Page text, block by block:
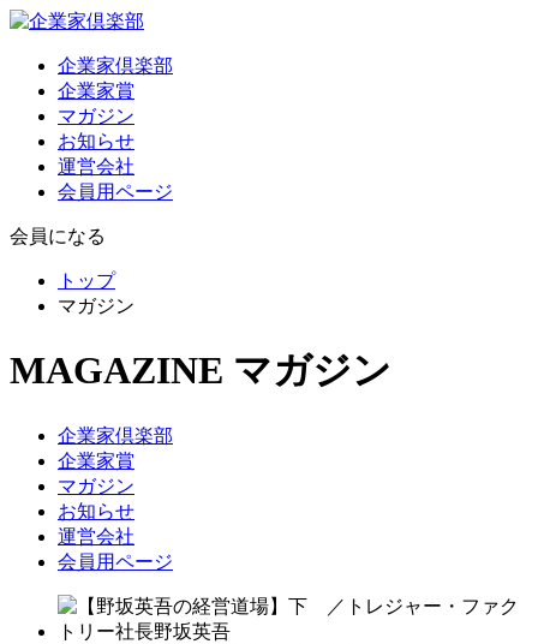
企業家倶楽部
企業家賞
マガジン
お知らせ
運営会社
会員用ページ
会員になる
トップ
マガジン
MAGAZINE マガジン
企業家倶楽部
企業家賞
マガジン
お知らせ
運営会社
会員用ページ